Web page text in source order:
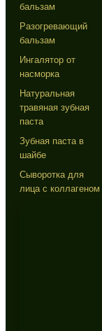
бальзам
Разогревающий
бальзам
Ингалятор от
насморка
Натуральная
травяная зубная
паста
Зубная паста в
шайбе
Сыворотка для
лица с коллагеном